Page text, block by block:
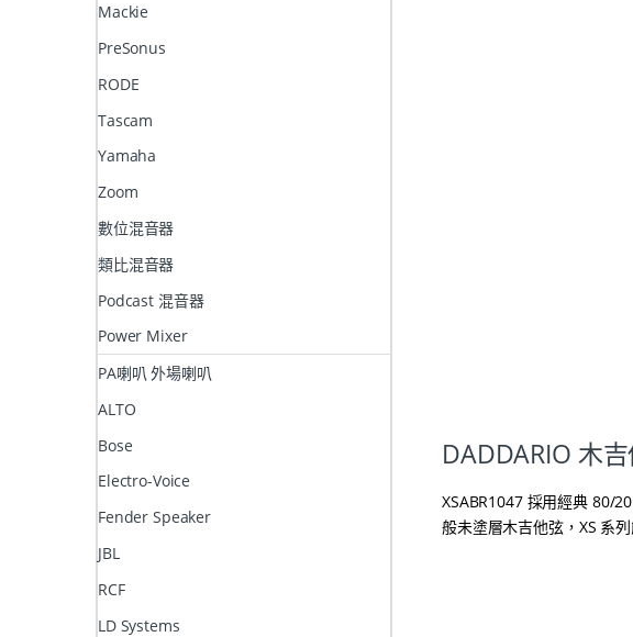
DADDARIO 木
XSABR1047 採用經典 80/
般未塗層木吉他弦，XS 系
Mackie
PreSonus
RODE
Tascam
Yamaha
Zoom
數位混音器
類比混音器
Podcast 混音器
Power Mixer
PA喇叭 外場喇叭
ALTO
Bose
Electro-Voice
Fender Speaker
JBL
RCF
LD Systems